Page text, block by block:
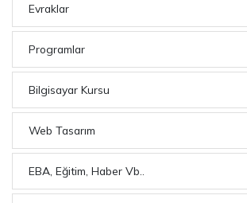
Evraklar
Programlar
Bilgisayar Kursu
Web Tasarım
EBA, Eğitim, Haber Vb..